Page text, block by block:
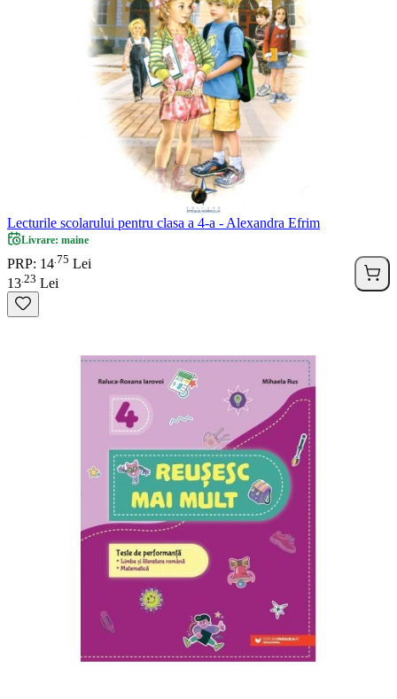
Lecturile scolarului pentru clasa a 4-a - Alexandra Efrim
Livrare: maine
PRP: 14 75 Lei
13 23 Lei